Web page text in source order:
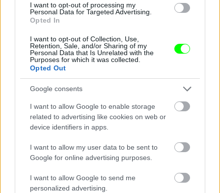
I want to opt-out of processing my
Personal Data for Targeted Advertising.
Opted In
I want to opt-out of Collection, Use,
Retention, Sale, and/or Sharing of my
Personal Data that Is Unrelated with the
Purposes for which it was collected.
Opted Out
Google consents
I want to allow Google to enable storage
related to advertising like cookies on web or
device identifiers in apps.
I want to allow my user data to be sent to
Google for online advertising purposes.
I want to allow Google to send me
personalized advertising.
Jön még kép!